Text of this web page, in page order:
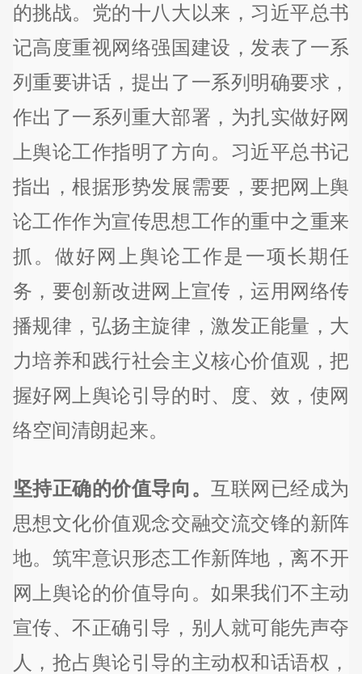
的挑战。党的十八大以来，习近平总书
记高度重视网络强国建设，发表了一系
列重要讲话，提出了一系列明确要求，
作出了一系列重大部署，为扎实做好网
上舆论工作指明了方向。习近平总书记
指出，根据形势发展需要，要把网上舆
论工作作为宣传思想工作的重中之重来
抓。做好网上舆论工作是一项长期任
务，要创新改进网上宣传，运用网络传
播规律，弘扬主旋律，激发正能量，大
力培养和践行社会主义核心价值观，把
握好网上舆论引导的时、度、效，使网
络空间清朗起来。
坚持正确的价值导向。互联网已经成为
思想文化价值观念交融交流交锋的新阵
地。筑牢意识形态工作新阵地，离不开
网上舆论的价值导向。如果我们不主动
宣传、不正确引导，别人就可能先声夺
人，抢占舆论引导的主动权和话语权，